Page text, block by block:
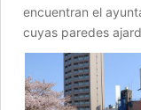
encuentran el
cuyas paredes